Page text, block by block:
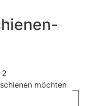
möchten